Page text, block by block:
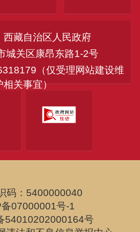
西藏自治区人民政府
城关区康昂东路1-2号
（仅受理网站建设维
相关事宜）
码：5400000040
07000001号-1
54010202000164号